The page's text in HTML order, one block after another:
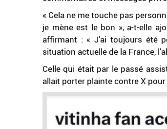
« Cela ne me touche pas
je mène est le bon », a-t-elle
affirmant : « J’ai toujours été
situation actuelle de la France,
Celle qui était par le passé
allait porter plainte contre X